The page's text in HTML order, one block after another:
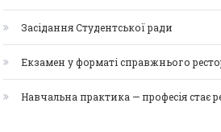
Засідання Студентської ради
Екзамен у форматі справжнього
Навчальна практика — професія стає